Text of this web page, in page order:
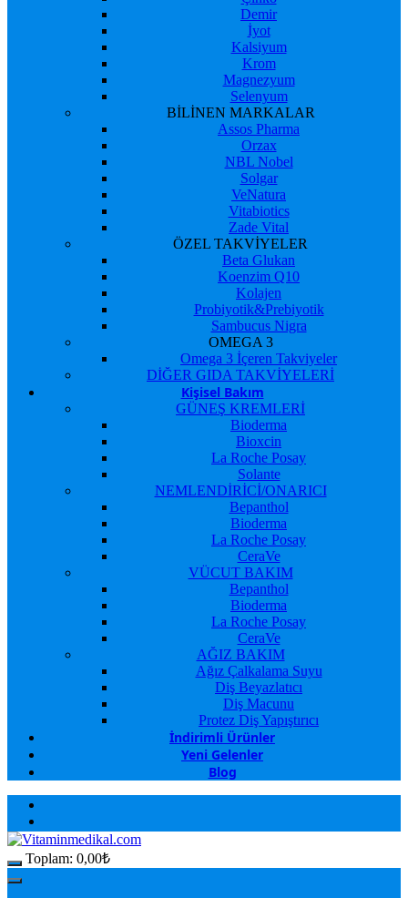
Demir
İyot
Kalsiyum
Krom
Magnezyum
Selenyum
BİLİNEN MARKALAR
Assos Pharma
Orzax
NBL Nobel
Solgar
VeNatura
Vitabiotics
Zade Vital
ÖZEL TAKVİYELER
Beta Glukan
Koenzim Q10
Kolajen
Probiyotik&Prebiyotik
Sambucus Nigra
OMEGA 3
Omega 3 İçeren Takviyeler
DİĞER GIDA TAKVİYELERİ
Kişisel Bakım
GÜNEŞ KREMLERİ
Bioderma
Bioxcin
La Roche Posay
Solante
NEMLENDİRİCİ/ONARICI
Bepanthol
Bioderma
La Roche Posay
CeraVe
VÜCUT BAKIM
Bepanthol
Bioderma
La Roche Posay
CeraVe
AĞIZ BAKIM
Ağız Çalkalama Suyu
Diş Beyazlatıcı
Diş Macunu
Protez Diş Yapıştırıcı
İndirimli Ürünler
Yeni Gelenler
Blog
Toplam: 0,00₺